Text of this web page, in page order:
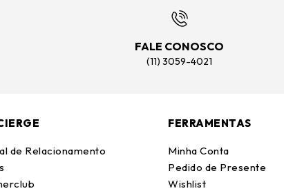
FALE CONOSCO
(11) 3059-4021
de Relacionamento
FERRAMENTAS
Minha Conta
Pedido de Presente
Wishlist